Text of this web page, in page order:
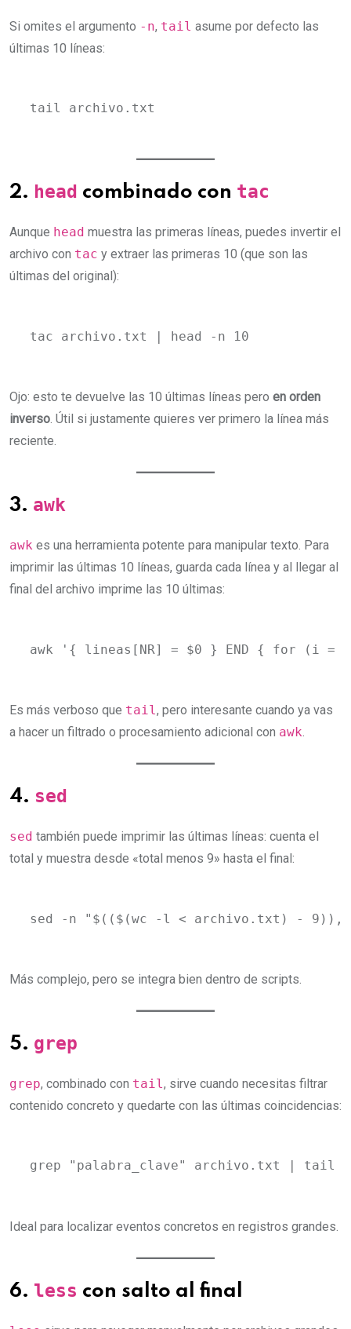
Si omites el argumento -n, tail asume por defecto las
últimas 10 líneas:
tail archivo.txt
2. head combinado con tac
Aunque head muestra las primeras líneas, puedes invertir el
archivo con tac y extraer las primeras 10 (que son las
últimas del original):
tac archivo.txt | head -n 10
Ojo: esto te devuelve las 10 últimas líneas pero en orden
inverso. Útil si justamente quieres ver primero la línea más
reciente.
3. awk
awk es una herramienta potente para manipular texto. Para
imprimir las últimas 10 líneas, guarda cada línea y al llegar al
final del archivo imprime las 10 últimas:
awk '{ lineas[NR] = $0 } END { for (i
Es más verboso que tail, pero interesante cuando ya vas
a hacer un filtrado o procesamiento adicional con awk.
4. sed
sed también puede imprimir las últimas líneas: cuenta el
total y muestra desde «total menos 9» hasta el final:
sed -n "$(($(wc -l < archivo.txt) -
Más complejo, pero se integra bien dentro de scripts.
5. grep
grep, combinado con tail , sirve cuando necesitas filtrar
contenido concreto y quedarte con las últimas coincidencias:
grep "palabra_clave" archivo.txt | tail -
Ideal para localizar eventos concretos en registros grandes.
6. less con salto al final